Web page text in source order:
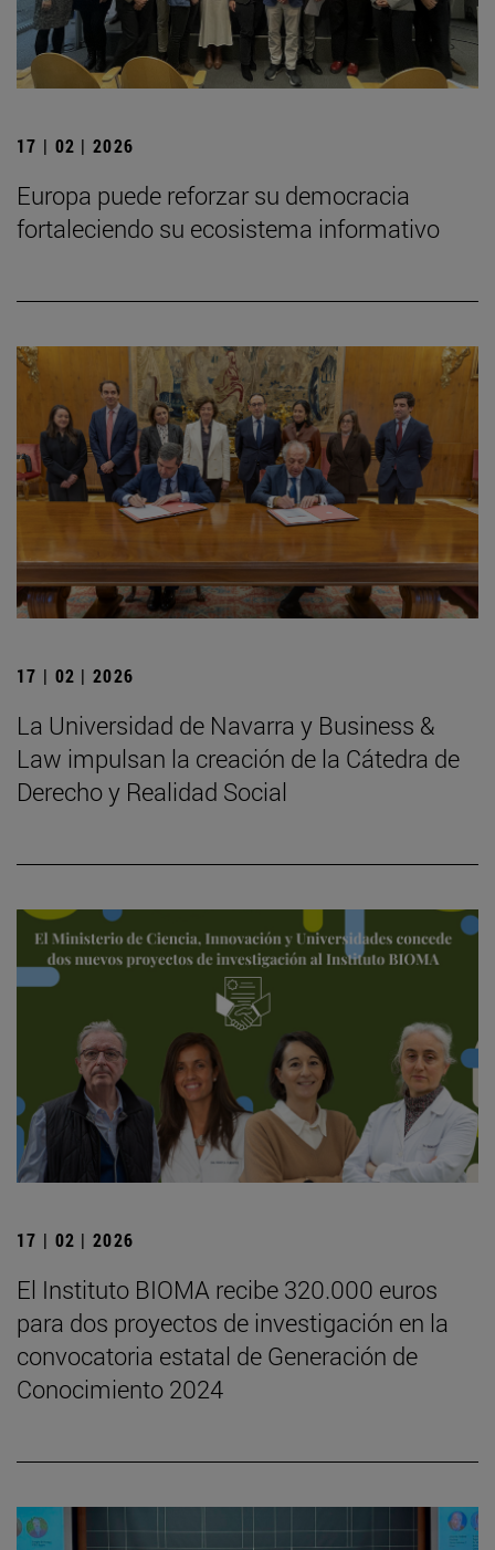
17 | 02 | 2026
Europa puede reforzar su democracia
fortaleciendo su ecosistema informativo
17 | 02 | 2026
La Universidad de Navarra y Business &
Law impulsan la creación de la Cátedra de
Derecho y Realidad Social
17 | 02 | 2026
El Instituto BIOMA recibe 320.000 euros
para dos proyectos de investigación en la
convocatoria estatal de Generación de
Conocimiento 2024